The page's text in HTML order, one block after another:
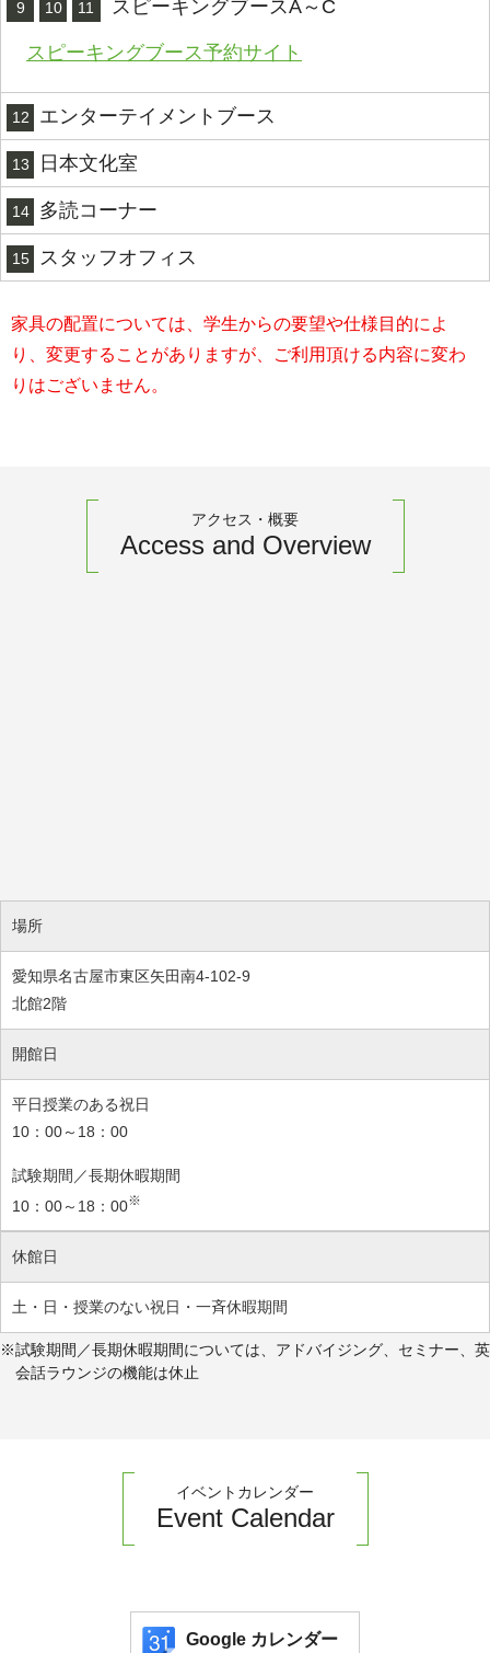
9 10 11 スピーキングブースA～C
スピーキングブース予約サイト
12 エンターテイメントブース
13 日本文化室
14 多読コーナー
15 スタッフオフィス
家具の配置については、学生からの要望や仕様目的によ
り、変更することがありますが、ご利用頂ける内容に変わ
りはございません。
アクセス・概要
Access and Overview
場所
愛知県名古屋市東区矢田南4-102-9
北館2階
開館日
平日授業のある祝日
10：00～18：00
試験期間／長期休暇期間
10：00～18：00※
休館日
土・日・授業のない祝日・一斉休暇期間
試験期間／長期休暇期間については、アドバイジング、セミナー、英
会話ラウンジの機能は休止
イベントカレンダー
Event Calendar
Google カレンダー